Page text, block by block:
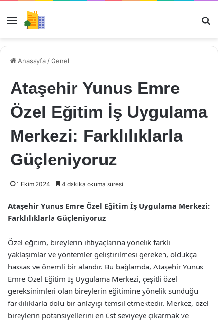
Menü
Anasayfa /Genel
Ataşehir Yunus Emre
Özel Eğitim İş Uygulama
Merkezi: Farklılıklarla
Güçleniyoruz
1 Ekim 2024 4 dakika okuma süresi
Ataşehir Yunus Emre Özel Eğitim İş Uygulama Merkezi:
Farklılıklarla Güçleniyoruz
Özel eğitim, bireylerin ihtiyaçlarına yönelik farklı
yaklaşımlar ve yöntemler geliştirilmesi gereken, oldukça
hassas ve önemli bir alandır. Bu bağlamda, Ataşehir Yunus
Emre Özel Eğitim İş Uygulama Merkezi, çeşitli özel
gereksinimleri olan bireylerin eğitimine yönelik sunduğu
farklılıklarla dolu bir anlayışı temsil etmektedir. Merkez, özel
bireylerin potansiyellerini en üst seviyeye çıkarmak ve